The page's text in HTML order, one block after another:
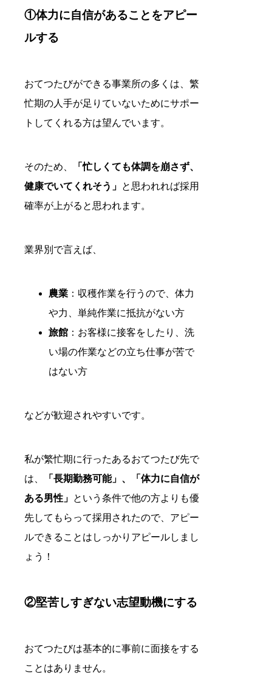
①体力に自信があることをアピー
ルする
おてつたびができる事業所の多くは、繁
忙期の人手が足りていないためにサポー
トしてくれる方は望んでいます。
そのため、
「忙しくても体調を崩さず、
健康でいてくれそう」 と思われれば採用
確率が上がると思われます。
業界別で言えば、
農業 ：収穫作業を行うので、体力
や力、単純作業に抵抗がない方
旅館 ：お客様に接客をしたり、洗
い場の作業などの立ち仕事が苦で
はない方
などが歓迎されやすいです。
私が繁忙期に行ったあるおてつたび先で
は、
「長期勤務可能」、「体力に自信が
ある男性」 という条件で他の方よりも優
先してもらって採用されたので、アピー
ルできることはしっかりアピールしまし
ょう！
②堅苦しすぎない志望動機にする
おてつたびは基本的に事前に面接をする
ことはありません。